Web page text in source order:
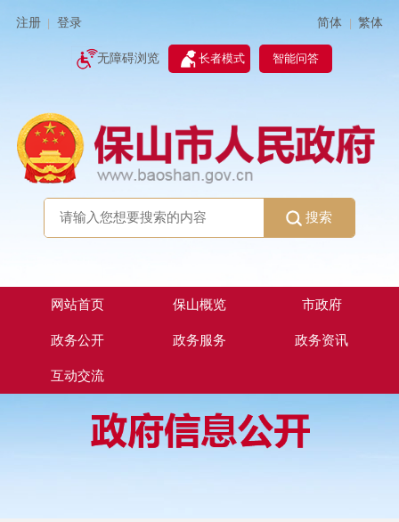
注册 登录 简体 | 繁体
无障碍浏览 长者模式 智能问答
搜索
网站首页 保山概览 市政府
政务公开 政务服务 政务资讯
互动交流